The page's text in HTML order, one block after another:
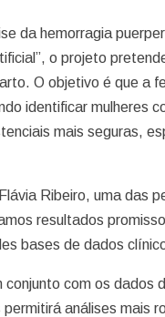
da hemorragia
o projeto
O objetivo é que a
identificar mulheres
mais seguras,
Ribeiro, uma das
resultados
bases de dados
com os dados
análises mais